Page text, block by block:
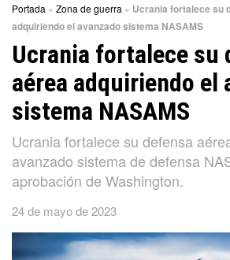
Portada » Zona de guerra » Ucrania fortalece su
adquiriendo el avanzado sistema NASAMS
Ucrania fortalece su
aérea adquiriendo el
sistema NASAMS
Ucrania fortalece su defensa
avanzado sistema de defensa
aprobación de Washington.
24 de mayo de 2023